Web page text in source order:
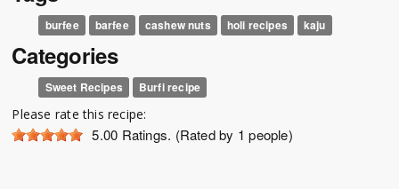
burfee barfee cashew nuts holi recipes kaju
Categories
Sweet Recipes Burfi recipe
Please rate this recipe:
5.00 Ratings. (Rated by 1 people)